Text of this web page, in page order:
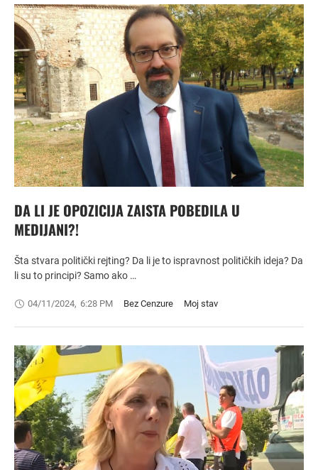
DA LI JE OPOZICIJA ZAISTA POBEDILA U
MEDIJANI?!
Šta stvara politički rejting? Da li je to ispravnost političkih ideja? Da
li su to principi? Samo ako …
04/11/2024, 6:28 PM Bez Cenzure Moj stav